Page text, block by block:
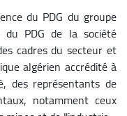
du PDG du groupe
PDG de la société
cadres du secteur et
algérien accrédité à
des représentants de
notamment ceux